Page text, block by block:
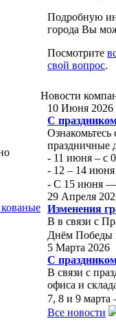
Подробную
города Вы
Посмотрите
свой вопрос.
Новости
10 Июня 2026
С
праздничные
- 11 июня – с
- 12 – 14
- С 15 июня —
29 Апреля
Изменения
В в связи с
Днём Победы
5 Марта 2026
С
В связи с
офиса и
7, 8 и 9
Все новости